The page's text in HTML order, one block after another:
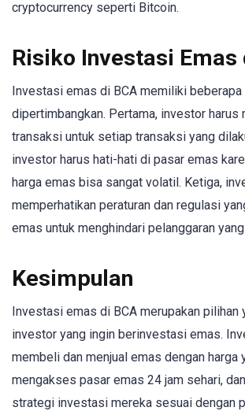
cryptocurrency seperti Bitcoin.
Risiko Investasi Emas
Investasi emas di BCA memiliki
dipertimbangkan. Pertama, investor harus
transaksi untuk setiap transaksi yang
investor harus hati-hati di pasar emas
harga emas bisa sangat volatil. Ketiga,
memperhatikan peraturan dan regulasi
emas untuk menghindari pelanggaran
Kesimpulan
Investasi emas di BCA merupakan pilihan
investor yang ingin berinvestasi emas.
membeli dan menjual emas dengan harga
mengakses pasar emas 24 jam sehari,
strategi investasi mereka sesuai dengan